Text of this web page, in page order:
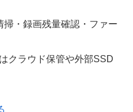
掃・録画残量確認・ファー
クラウド保管や外部SSD